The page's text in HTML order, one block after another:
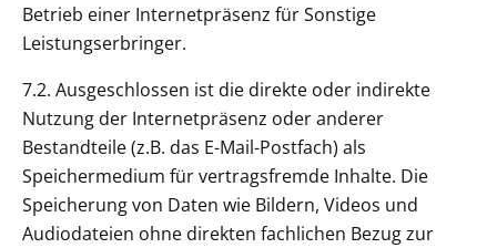
Betrieb einer Internetpräsenz für Sonstige
Leistungserbringer.
7.2. Ausgeschlossen ist die direkte oder indirekte
Nutzung der Internetpräsenz oder anderer
Bestandteile (z.B. das E-Mail-Postfach) als
Speichermedium für vertragsfremde Inhalte. Die
Speicherung von Daten wie Bildern, Videos und
Audiodateien ohne direkten fachlichen Bezug zur